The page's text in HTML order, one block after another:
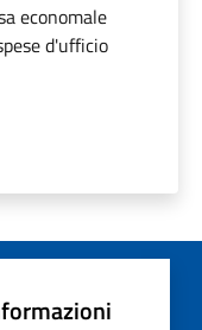
economale
d'ufficio